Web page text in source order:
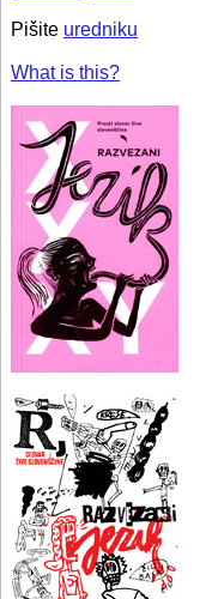
Pišite uredniku
What is this?